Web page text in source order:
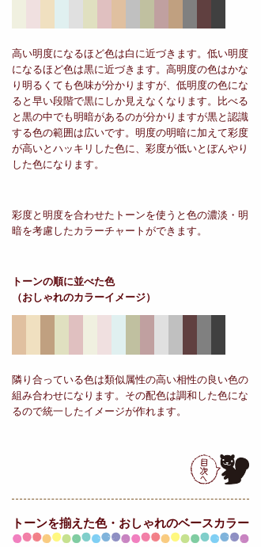
高い明度になるほど色は白に近づきます。低い明度
になるほど色は黒に近づきます。高明度の色はかな
り明るくても色味が分かりますが、低明度の色にな
ると早い段階で黒にしか見えなくなります。比べる
と黒の中でも明暗があるのが分かりますが黒と認識
する色の範囲は広いです。明度の明暗に加えて彩度
が高いとハッキリした色に、彩度が低いとぼんやり
した色になります。
彩度と明度を合わせたトーンを使うと色の濃淡・明
暗を考慮したカラーチャートができます。
トーンの順に並べた色
（おしゃれのカラーイメージ）
隣り合っている色は類似属性の高い相性の良い色の
組み合わせになります。その配色は調和した色にな
るので統一したイメージが作れます。
トーンを揃えた色・おしゃれのベースカラー